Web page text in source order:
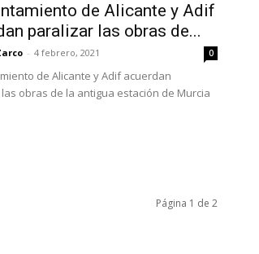
de Alicante y Adif
paralizar las obras de...
- 4 febrero, 2021 0
de Alicante y Adif acuerdan
obras de la antigua estación de Murcia
Página 1 de 2